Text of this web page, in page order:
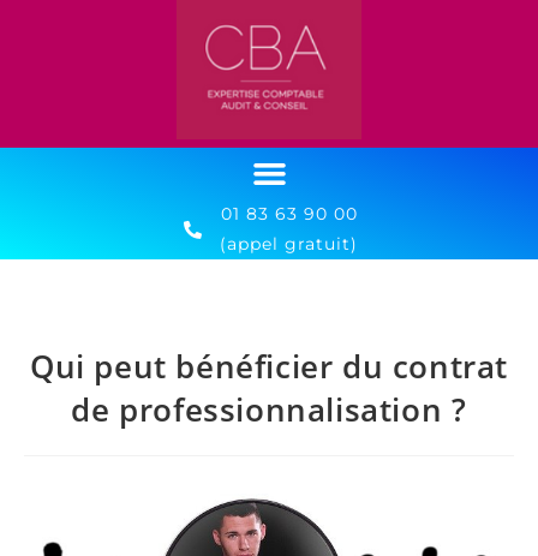
01 83 63 90 00
(appel gratuit)
Qui peut bénéficier du contrat
de professionnalisation ?